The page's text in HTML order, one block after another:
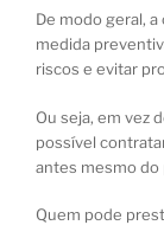
De modo geral,
medida
riscos e evitar
Ou seja, em vez
possível
antes mesmo do
Quem pode